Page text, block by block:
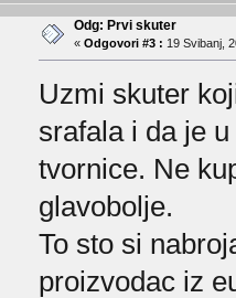
Odg: Prvi skuter
« Odgovori #3 : 19 Svibanj,
Uzmi skuter
srafala i da je
tvornice. Ne
glavobolje.
To sto si
proizvodac iz